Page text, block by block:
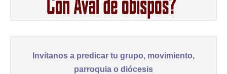
Invítanos a predicar tu grupo, movimiento,
parroquia o diócesis